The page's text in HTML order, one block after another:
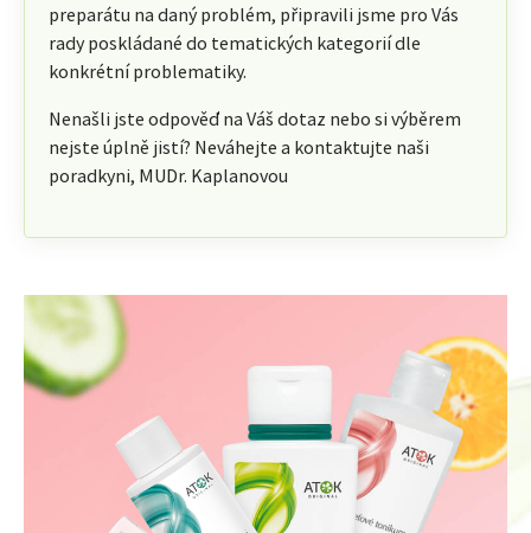
preparátu na daný problém, připravili jsme pro Vás
rady poskládané do tematických kategorií dle
konkrétní problematiky.
Nenašli jste odpověď na Váš dotaz nebo si výběrem
nejste úplně jistí? Neváhejte a kontaktujte naši
poradkyni, MUDr. Kaplanovou